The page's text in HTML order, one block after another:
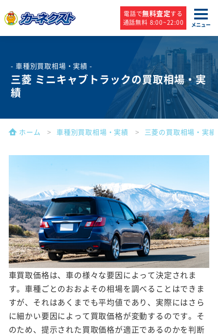
電話で無料査定する
通話無料 8:00~22:00
メニュー
- 車種別買取相場・実績 -
三菱 ミニキャブトラックの買取相場・実
績
ホーム 車種別買取相場・実績 三菱の買取相場・実績
車買取価格は、車の様々な要因によって決定されま
す。車種ごとのおおよその相場を調べることはできま
すが、それはあくまでも平均値であり、実際にはさら
に細かい要因によって買取価格が変動するのです。そ
のため、提示された買取価格が適正であるのかを判断